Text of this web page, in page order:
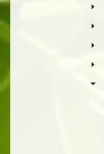
►
►
►
►
►